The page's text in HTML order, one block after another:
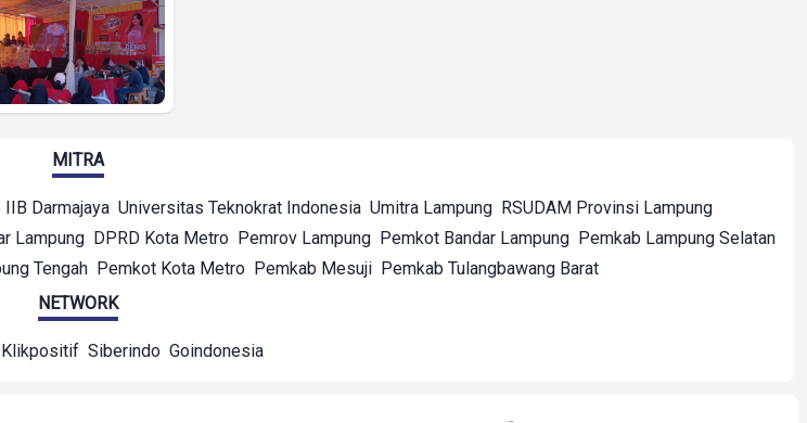
MITRA
IIB Darmajaya Universitas Teknokrat Indonesia Umitra Lampung RSUDAM Provinsi Lampung
Lampung DPRD Kota Metro Pemrov Lampung Pemkot Bandar Lampung Pemkab Lampung Selatan
Tengah Pemkot Kota Metro Pemkab Mesuji Pemkab Tulangbawang Barat
NETWORK
Klikpositif Siberindo Goindonesia